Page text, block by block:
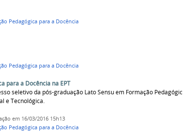
Pedagógica para a Docência
Pedagógica para a Docência
para a Docência na EPT
seletivo da pós-graduação Lato Sensu em Formação Pedagógica
e Tecnológica.
em 16/03/2016 15h13
Pedagógica para a Docência